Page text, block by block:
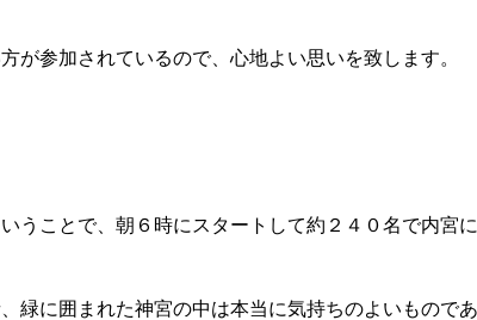
が参加されているので、心地よい思いを致します。
うことで、朝６時にスタートして約２４０名で内宮
緑に囲まれた神宮の中は本当に気持ちのよいもので